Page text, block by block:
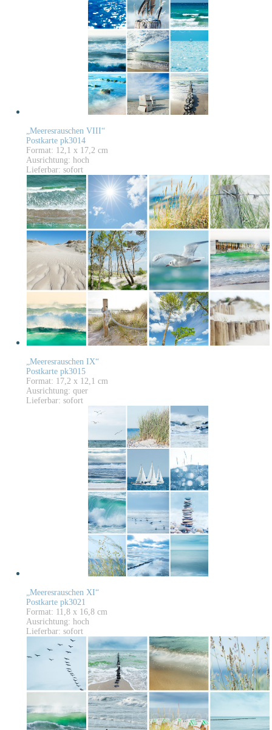
„Meeresrauschen VIII“
Postkarte pk3014
Format: 12,1 x 17,2 cm
Ausrichtung: hoch
Lieferbar: sofort
„Meeresrauschen IX“
Postkarte pk3015
Format: 17,2 x 12,1 cm
Ausrichtung: quer
Lieferbar: sofort
„Meeresrauschen XI“
Postkarte pk3021
Format: 11,8 x 16,8 cm
Ausrichtung: hoch
Lieferbar: sofort